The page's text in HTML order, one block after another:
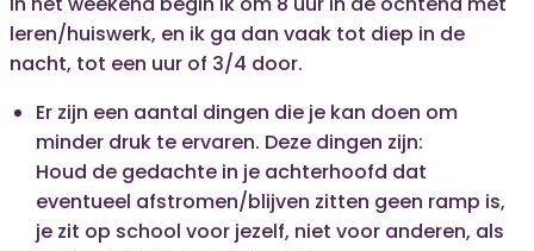
leren/huiswerk, en ik ga dan vaak tot diep in de
nacht, tot een uur of 3/4 door.
Er zijn een aantal dingen die je kan doen om
minder druk te ervaren. Deze dingen zijn:
Houd de gedachte in je achterhoofd dat
eventueel afstromen/blijven zitten geen ramp is,
je zit op school voor jezelf, niet voor anderen, als